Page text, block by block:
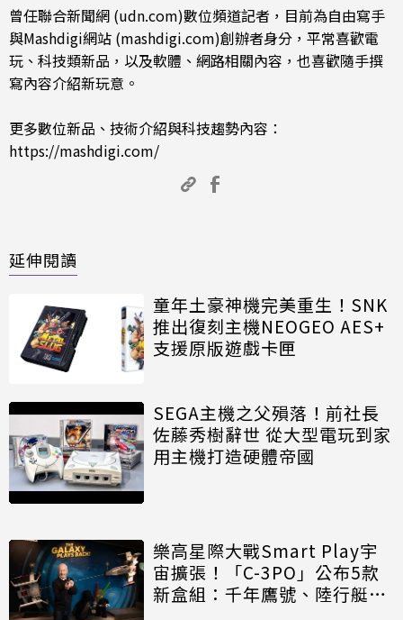
曾任聯合新聞網 (udn.com)數位頻道記者，目前為自由寫手
與Mashdigi網站 (mashdigi.com)創辦者身分，平常喜歡電
玩、科技類新品，以及軟體、網路相關內容，也喜歡隨手撰
寫內容介紹新玩意。
更多數位新品、技術介紹與科技趨勢內容：
https://mashdigi.com/
延伸閱讀
童年土豪神機完美重生！SNK
推出復刻主機NEOGEO AES+
支援原版遊戲卡匣
SEGA主機之父殞落！前社長
佐藤秀樹辭世 從大型電玩到家
用主機打造硬體帝國
樂高星際大戰Smart Play宇
宙擴張！「C-3PO」公布5款
新盒組：千年鷹號、陸行艇都